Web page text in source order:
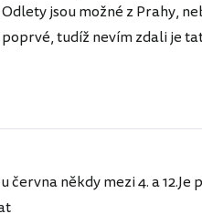
jsou možné z Prahy,
tudíž nevím zdali je
někdy mezi 4. a